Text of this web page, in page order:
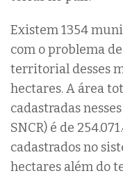
Existem 1354
com o problema
territorial desses
hectares. A área
cadastradas
SNCR) é de
cadastrados no
hectares além do